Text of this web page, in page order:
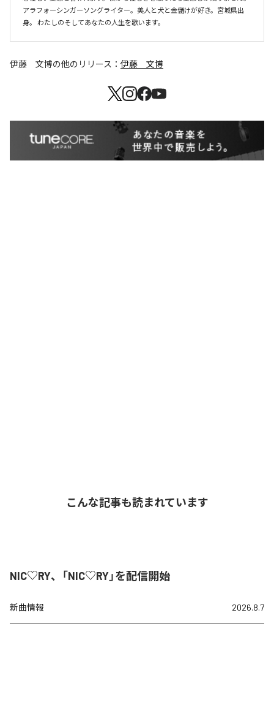
アラフォーシンガーソングライター。美人と犬と金儲けが好き。宮城県出
身。 わたしのそしてあなたの人生を歌います。
伊藤 文博の他のリリース： 伊藤 文博
こんな記事も読まれています
NIC♡RY、「NIC♡RY」を配信開始
新曲情報 2026.8.7